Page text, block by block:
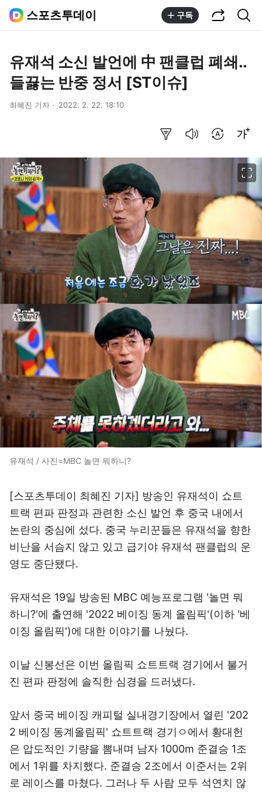
스포츠투데이 구독
유재석 소신 발언에 中 팬클럽 폐쇄..
들끓는 반중 정서 [ST이슈]
최혜진 기자 2022. 2. 22. 18:10
유재석 / 사진=MBC 놀면 뭐하니?
[스포츠투데이 최혜진 기자] 방송인 유재석이 쇼트
트랙 편파 판정과 관련한 소신 발언 후 중국 내에서
논란의 중심에 섰다. 중국 누리꾼들은 유재석을 향한
비난을 서슴지 않고 있고 급기야 유재석 팬클럽의 운
영도 중단됐다.
유재석은 19일 방송된 MBC 예능프로그램 '놀면 뭐
하니?'에 출연해 '2022 베이징 동계 올림픽'(이하 '베
이징 올림픽')에 대한 이야기를 나눴다.
이날 신봉선은 이번 올림픽 쇼트트랙 경기에서 불거
진 편파 판정에 솔직한 심경을 드러냈다.
앞서 중국 베이징 캐피털 실내경기장에서 열린 '202
2 베이징 동계올림픽' 쇼트트랙 경기ㅇ에서 황대헌
은 압도적인 기량을 뽐내며 남자 1000m 준결승 1조
에서 1위를 차지했다. 준결승 2조에서 이준서는 2위
로 레이스를 마쳤다. 그러나 두 사람 모두 석연치 않